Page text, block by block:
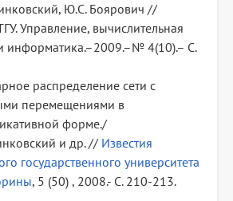
Ю.С. Боярович //
Управление, вычислительная
информатика.–2009.–№ 4(10).– С.
распределение сети с
перемещениями в
форме./
и др. // Известия
государственного университета
, 5 (50) , 2008.- С. 210-213.